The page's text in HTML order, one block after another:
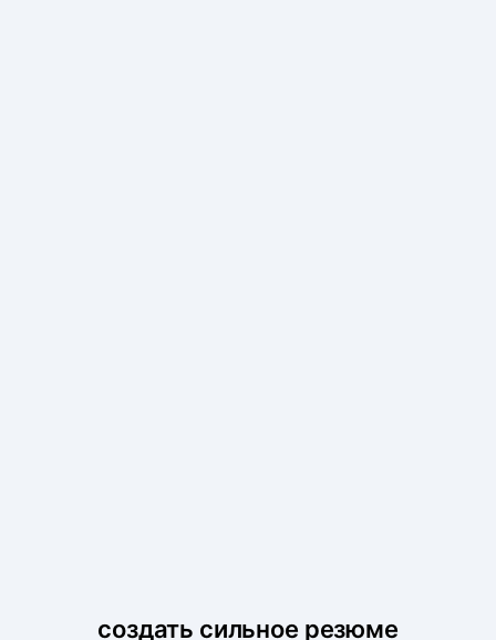
создать сильное резюме